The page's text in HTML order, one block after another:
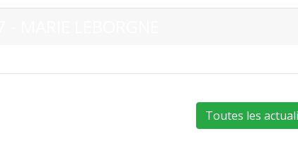
Toutes les